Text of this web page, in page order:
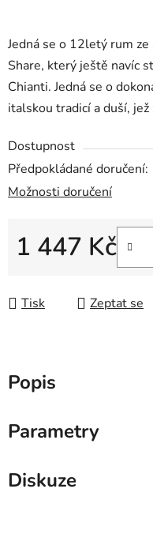
Jedná se o 12letý rum
Share, který ještě navíc
Chianti. Jedná se o
italskou tradicí a duší,
Dostupnost
Předpokládané doručení:
Možnosti doručení
1 447 Kč
Tisk Zeptat se
Popis
Parametry
Diskuze